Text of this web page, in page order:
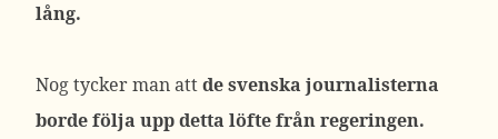
lång.
Nog tycker man attde svenska journalisterna
borde följa upp detta löfte från regeringen.